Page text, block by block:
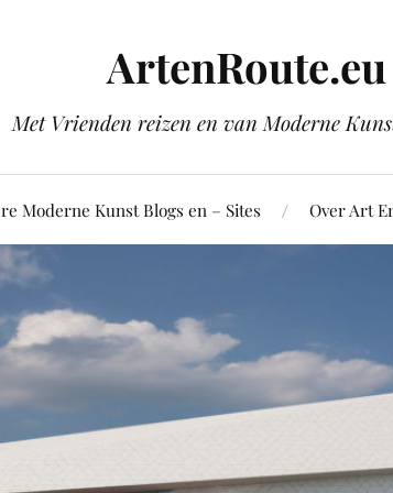
ArtenRoute.eu
Met Vrienden reizen en van Moderne
Moderne Kunst Blogs en – Sites Over Art